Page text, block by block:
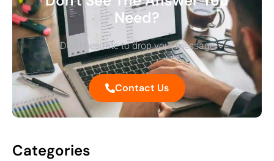
Need?
Don’t hesitate to drop your message
Contact Us
Categories